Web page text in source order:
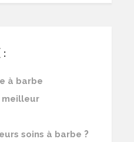
:
à barbe
meilleur
soins à barbe ?